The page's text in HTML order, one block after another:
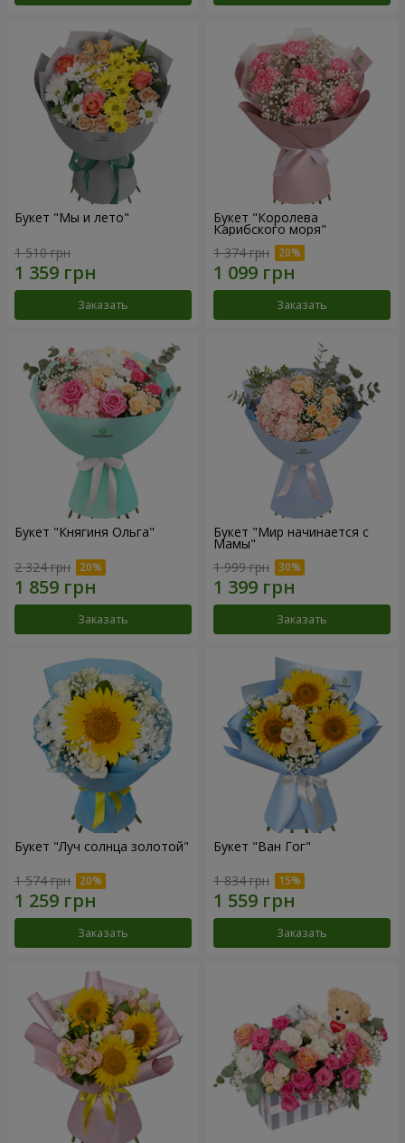
Букет "Мы и лето"
1 510 грн
Заказать
Букет "Королева
Карибского моря"
1 374 грн
Заказать
Букет "Княгиня Ольга"
2 324 грн
Заказать
Букет "Мир начинается с
Мамы"
1 999 грн
Заказать
Букет "Луч солнца золотой"
1 574 грн
Заказать
Букет "Ван Гог"
1 834 грн
Заказать